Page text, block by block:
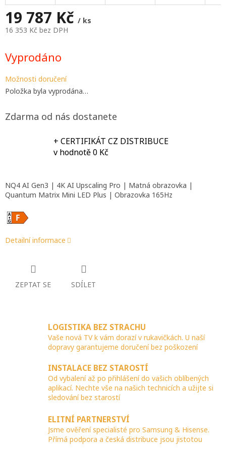
19 787 Kč / ks
16 353 Kč bez DPH
cena:
Vyprodáno
Možnosti doručení
Položka byla vyprodána…
Zdarma od nás dostanete
+ CERTIFIKÁT CZ DISTRIBUCE
v hodnotě 0 Kč
NQ4 AI Gen3 | 4K AI Upscaling Pro | Matná obrazovka |
Quantum Matrix Mini LED Plus | Obrazovka 165Hz
Detailní informace
ZEPTAT SE SDÍLET
LOGISTIKA BEZ STRACHU
Vaše nová TV k vám dorazí v rukavičkách. U naší
dopravy garantujeme doručení bez poškození
INSTALACE BEZ STAROSTÍ
Od vybalení až po přihlášení do vašich oblíbených
aplikací. Nechte vše na našich technicích a užijte si
sledování bez starostí
ELITNÍ PARTNERSTVÍ
Jsme ověření specialisté pro Samsung & Hisense.
Přímá podpora a česká distribuce jsou jistotou